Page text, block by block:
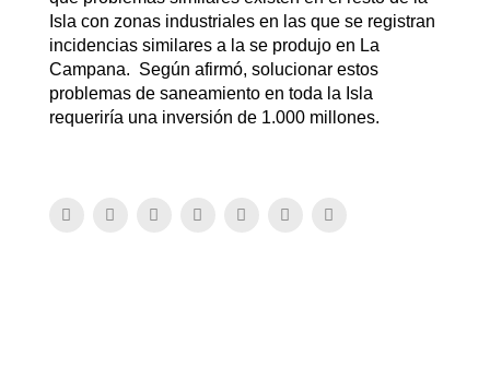
Isla con zonas industriales en las que se registran
incidencias similares a la se produjo en La
Campana. Según afirmó, solucionar estos
problemas de saneamiento en toda la Isla
requeriría una inversión de 1.000 millones.